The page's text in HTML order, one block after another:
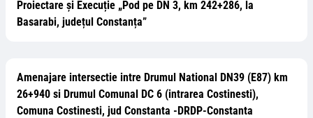
Proiectare și Execuție „Pod pe DN 3, km 242+286, la
Basarabi, județul Constanța”
Amenajare intersectie intre Drumul National DN39 (E87) km
26+940 si Drumul Comunal DC 6 (intrarea Costinesti),
Comuna Costinesti, jud Constanta -DRDP-Constanta